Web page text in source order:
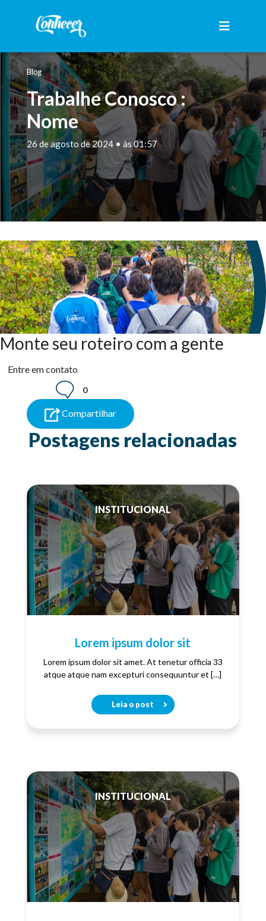
Blog
Trabalhe Conosco :
Nome
26 de agosto de 2024 • às 01:57
Monte seu roteiro com a gente
Entre em contato
0
Compartilhar
Postagens relacionadas
INSTITUCIONAL
Lorem ipsum dolor sit
Lorem ipsum dolor sit amet. At tenetur officia 33
atque atque nam excepturi consequuntur et […]
Leia o post
INSTITUCIONAL